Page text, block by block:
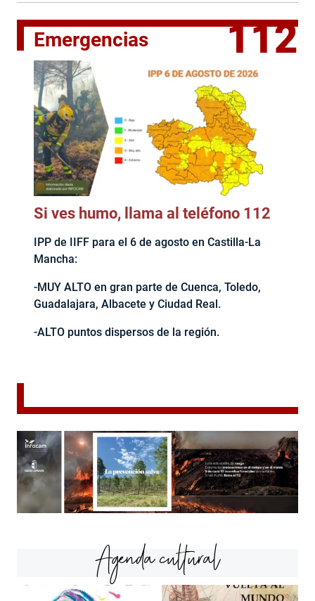
Emergencias 112
Si ves humo, llama al teléfono 112
IPP de IIFF para el 6 de agosto en Castilla-La
Mancha:
-MUY ALTO en gran parte de Cuenca, Toledo,
Guadalajara, Albacete y Ciudad Real.
-ALTO puntos dispersos de la región.
Agenda cultural